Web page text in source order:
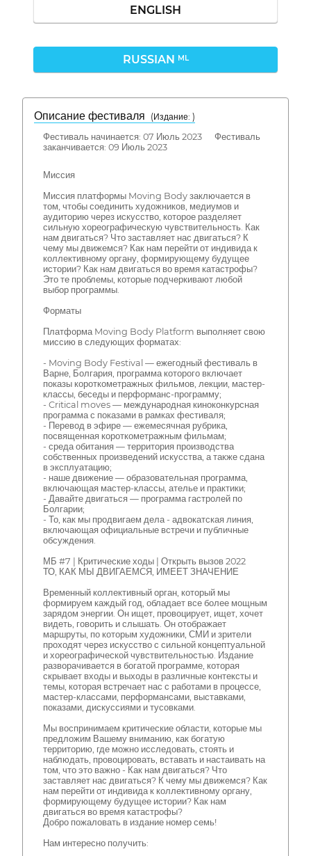
ENGLISH
RUSSIAN ML
Описание фестиваля
( Издание: )
Фестиваль начинается: 07 Июль 2023 Фестиваль
заканчивается: 09 Июль 2023
Миссия
Миссия платформы Moving Body заключается в
том, чтобы соединить художников, медиумов и
аудиторию через искусство, которое разделяет
сильную хореографическую чувствительность. Как
нам двигаться? Что заставляет нас двигаться? К
чему мы движемся? Как нам перейти от индивида к
коллективному органу, формирующему будущее
истории? Как нам двигаться во время катастрофы?
Это те проблемы, которые подчеркивают любой
выбор программы.
Форматы
Платформа Moving Body Platform выполняет свою
миссию в следующих форматах:
- Moving Body Festival — ежегодный фестиваль в
Варне, Болгария, программа которого включает
показы короткометражных фильмов, лекции, мастер-
классы, беседы и перформанс-программу;
- Critical moves — международная киноконкурсная
программа с показами в рамках фестиваля;
- Перевод в эфире — ежемесячная рубрика,
посвященная короткометражным фильмам;
- среда обитания — территория производства
собственных произведений искусства, а также сдана
в эксплуатацию;
- наше движение — образовательная программа,
включающая мастер-классы, ателье и практики;
- Давайте двигаться — программа гастролей по
Болгарии;
- То, как мы продвигаем дела - адвокатская линия,
включающая официальные встречи и публичные
обсуждения.
МБ #7 | Критические ходы | Открыть вызов 2022
ТО, КАК МЫ ДВИГАЕМСЯ, ИМЕЕТ ЗНАЧЕНИЕ
Временный коллективный орган, который мы
формируем каждый год, обладает все более мощным
зарядом энергии. Он ищет, провоцирует, ищет, хочет
видеть, говорить и слышать. Он отображает
маршруты, по которым художники, СМИ и зрители
проходят через искусство с сильной концептуальной
и хореографической чувствительностью. Издание
разворачивается в богатой программе, которая
скрывает входы и выходы в различные контексты и
темы, которая встречает нас с работами в процессе,
мастер-классами, перформансами, выставками,
показами, дискуссиями и тусовками.
Мы воспринимаем критические области, которые мы
предложим Вашему вниманию, как богатую
территорию, где можно исследовать, стоять и
наблюдать, провоцировать, вставать и настаивать на
том, что это важно - Как нам двигаться? Что
заставляет нас двигаться? К чему мы движемся? Как
нам перейти от индивида к коллективному органу,
формирующему будущее истории? Как нам
двигаться во время катастрофы?
Добро пожаловать в издание номер семь!
Нам интересно получить: